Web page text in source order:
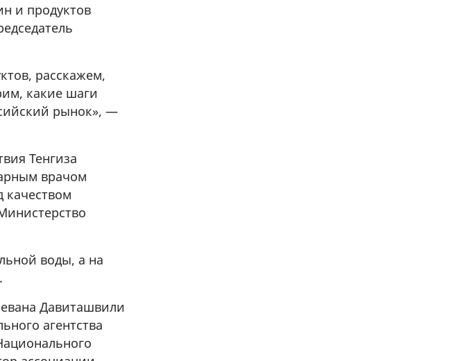
и продуктов
расскажем,
какие шаги
рынок», —
Тенгиза
врачом
воды, а на
Давиташвили
агентства